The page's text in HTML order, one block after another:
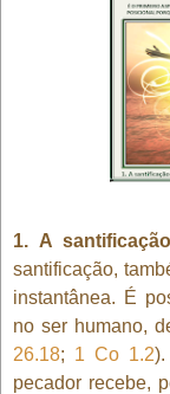
1. A
santificação,
instantânea. É
no ser humano,
26.18; 1 Co 1.2
pecador recebe,